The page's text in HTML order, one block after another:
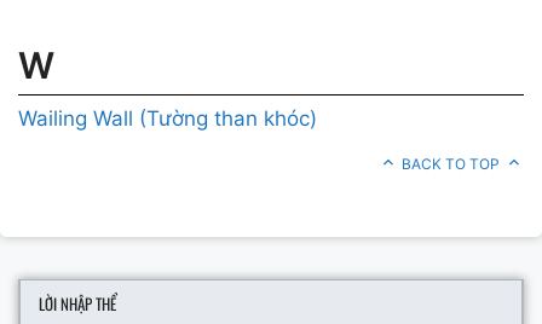
W
Wailing Wall (Tường than khóc)
BACK TO TOP
LỜI NHẬP THỂ